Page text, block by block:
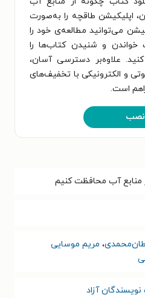
اپلیکیشن طاقچه را به‌صورت
می‌توانید مطالعه‌ی خود را
و شنیدن کتاب‌ها را
علاوه‌بر دسترسی آسان،
و الکترونیکی با تخفیف‌های
است.
نصب
منابع آب محافظت کنیم
، مریم موسایی
نویسندگان آزاد